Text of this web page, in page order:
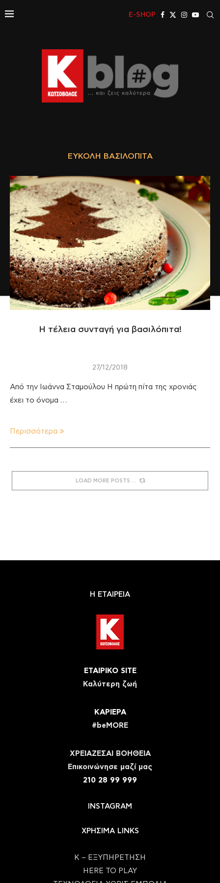
E-SHOP
ΕΎΚΟΛΗ ΒΑΣΙΛΌΠΙΤΑ
Η τέλεια συνταγή για βασιλόπιτα!
27/12/2018
Από την Ιωάννα Σταμούλου Η πρώτη πίτα της χρονιάς
έχει το όνομα …
Περισσότερα
LOAD MORE POSTS
Η ΕΤΑΙΡΕΙΑ
ΕΤΑΙΡΙΚΟ SITE
Καλύτερη ζωή
ΚΑΡΙΕΡΑ
#beMORE
ΧΡΕΙΑΖΕΣΑΙ ΒΟΗΘΕΙΑ
Eπικοινώνησε μαζί μας
210 28 99 999
INSTAGRAM
ΧΡΗΣΙΜΑ LINKS
Κ – ΕΞΥΠΗΡΕΤΗΣΗ
HERE TO PLAY